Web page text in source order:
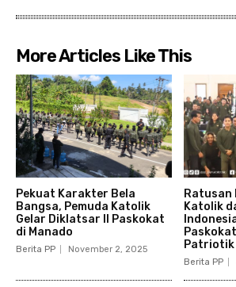
More Articles Like This
Pekuat Karakter Bela
Bangsa, Pemuda Katolik
Gelar Diklatsar II Paskokat
di Manado
Berita PP November 2, 2025
Ratusan
Katolik
Patriotik
Berita PP